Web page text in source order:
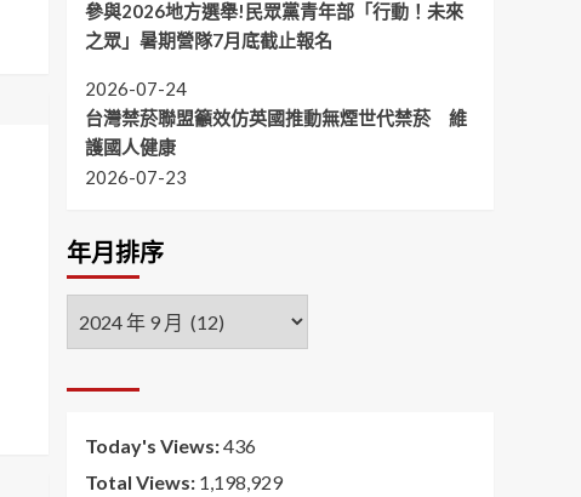
參與2026地方選舉!民眾黨青年部「行動！未來
之眾」暑期營隊7月底截止報名
2026-07-24
台灣禁菸聯盟籲效仿英國推動無煙世代禁菸 維
護國人健康
2026-07-23
年月排序
序
Today's Views:436
Total Views: 1,198,929